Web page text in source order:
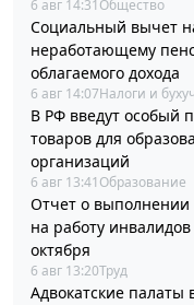
6 авг 14:31 Общество
Социальный вычет
неработающему
облагаемого дохода
6 авг 14:07Налоги и
В РФ введут особый
товаров для
организаций
6 авг 13:41 Образование
Отчет о выполнении
на работу
октября
6 авг 13:20Труд
Адвокатские